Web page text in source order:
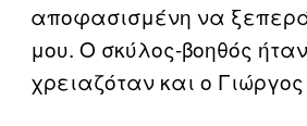
αποφασισμένη να
μου. Ο σκύλος-βοηθός
χρειαζόταν και ο